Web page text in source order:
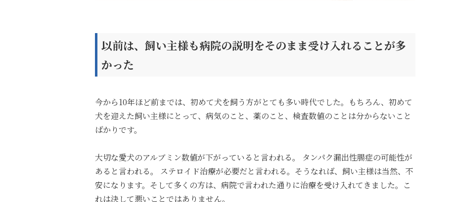
以前は、飼い主様も病院の説明をそのまま受け入れることが多
かった
今から10年ほど前までは、初めて犬を飼う方がとても多い時代でした。
もちろん、初めて
犬を迎えた飼い主様にとって、病気のこと、薬のこと、検査数値のことは分からないこと
ばかりです。
大切な愛犬のアルブミン数値が下がっていると言われる。
タンパク漏出性腸症の可能性が
あると言われる。
ステロイド治療が必要だと言われる。 そうなれば、飼い主様は当然、不
安になります。 そして多くの方は、病院で言われた通りに治療を受け入れてきました。
こ
れは決して悪いことではありません。